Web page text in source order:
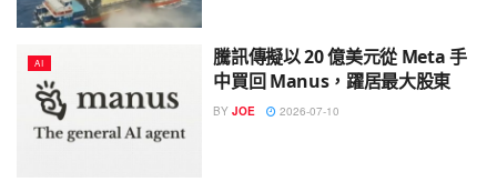
AI
騰訊傳擬以 20 億美元從 Meta 手
中買回 Manus，躍居最大股東
BY JOE 2026-07-10